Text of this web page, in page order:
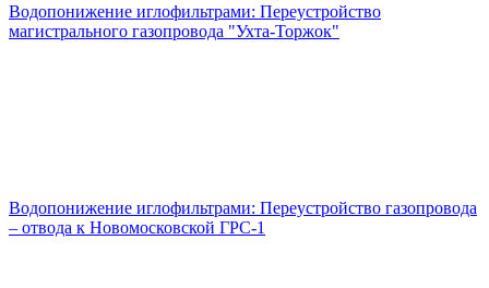
Водопонижение иглофильтрами: Переустройство
магистрального газопровода "Ухта-Торжок"
Водопонижение иглофильтрами: Переустройство газопровода
– отвода к Новомосковской ГРС-1